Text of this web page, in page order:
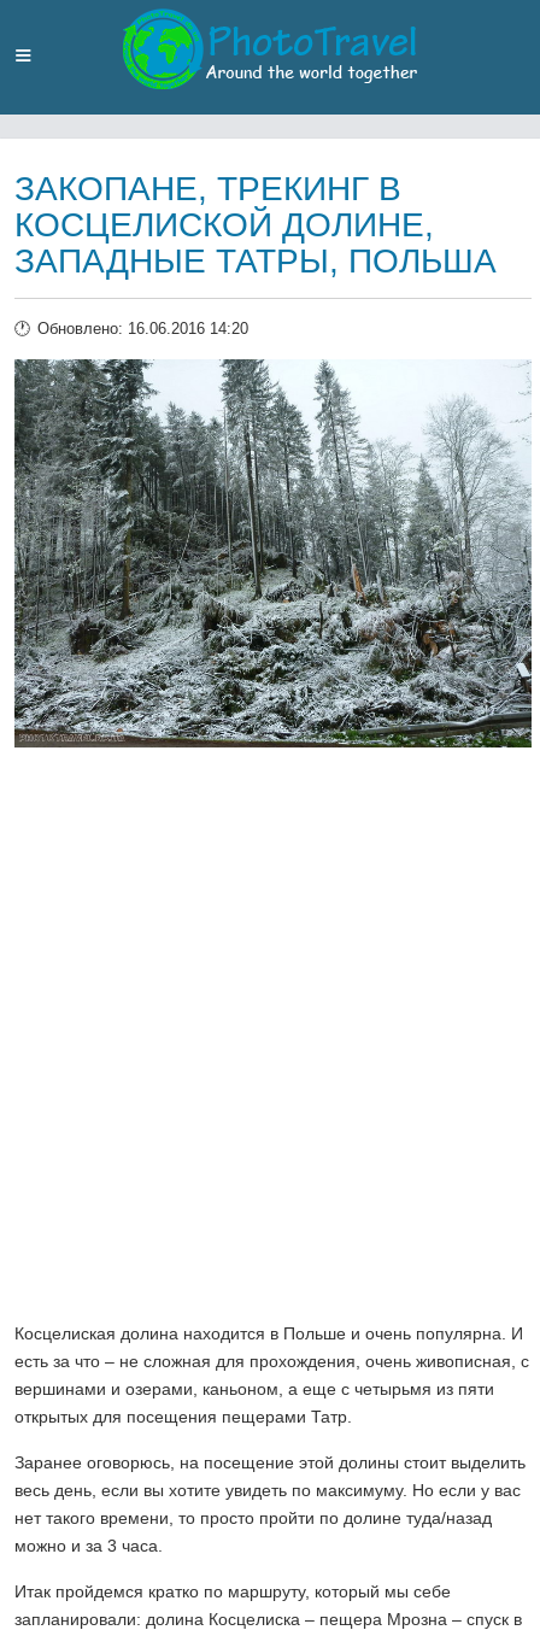
ЗАКОПАНЕ, ТРЕКИНГ В
КОСЦЕЛИСКОЙ ДОЛИНЕ,
ЗАПАДНЫЕ ТАТРЫ, ПОЛЬША
Обновлено: 16.06.2016 14:20
Косцелиская долина находится в Польше и очень популярна. И
есть за что – не сложная для прохождения, очень живописная, с
вершинами и озерами, каньоном, а еще с четырьмя из пяти
открытых для посещения пещерами Татр.
Заранее оговорюсь, на посещение этой долины стоит выделить
весь день, если вы хотите увидеть по максимуму. Но если у вас
нет такого времени, то просто пройти по долине туда/назад
можно и за 3 часа.
Итак пройдемся кратко по маршруту, который мы себе
запланировали: долина Косцелиска – пещера Мрозна – спуск в